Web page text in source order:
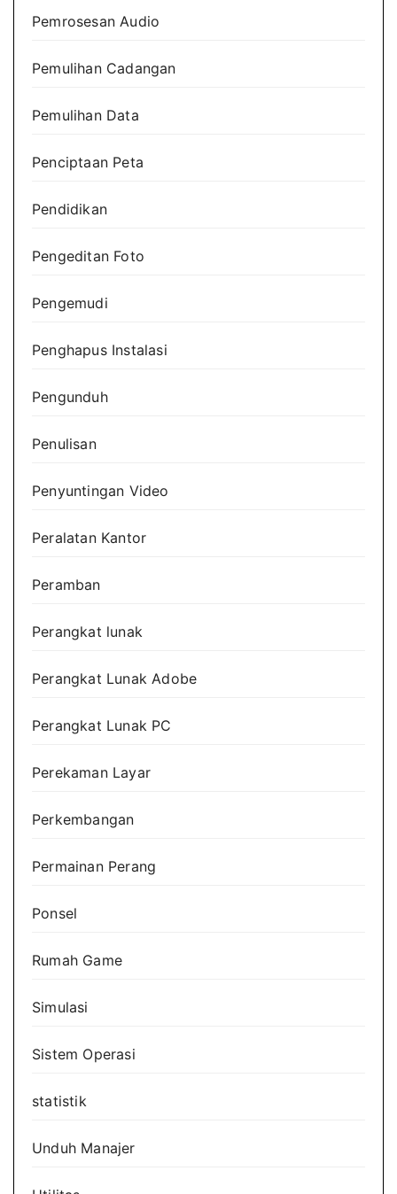
Pemrosesan Audio
Pemulihan Cadangan
Pemulihan Data
Penciptaan Peta
Pendidikan
Pengeditan Foto
Pengemudi
Penghapus Instalasi
Pengunduh
Penulisan
Penyuntingan Video
Peralatan Kantor
Peramban
Perangkat lunak
Perangkat Lunak Adobe
Perangkat Lunak PC
Perekaman Layar
Perkembangan
Permainan Perang
Ponsel
Rumah Game
Simulasi
Sistem Operasi
statistik
Unduh Manajer